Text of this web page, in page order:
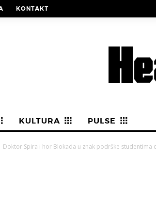
KONTAKT
KULTURA PULSE
Doktor Spira i hor Blokada u znak podrške studentima